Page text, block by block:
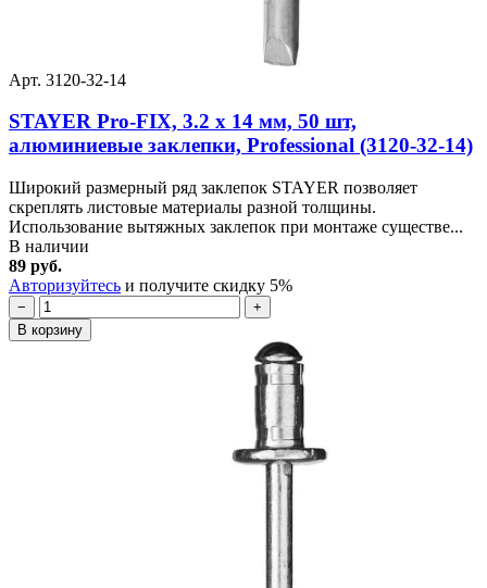
Арт. 3120-32-14
STAYER Pro-FIX, 3.2 х 14 мм, 50 шт,
алюминиевые заклепки, Professional (3120-32-14)
Широкий размерный ряд заклепок STAYER позволяет
скреплять листовые материалы разной толщины.
Использование вытяжных заклепок при монтаже существе...
В наличии
89 руб.
Авторизуйтесь и получите скидку 5%
−
+
В корзину